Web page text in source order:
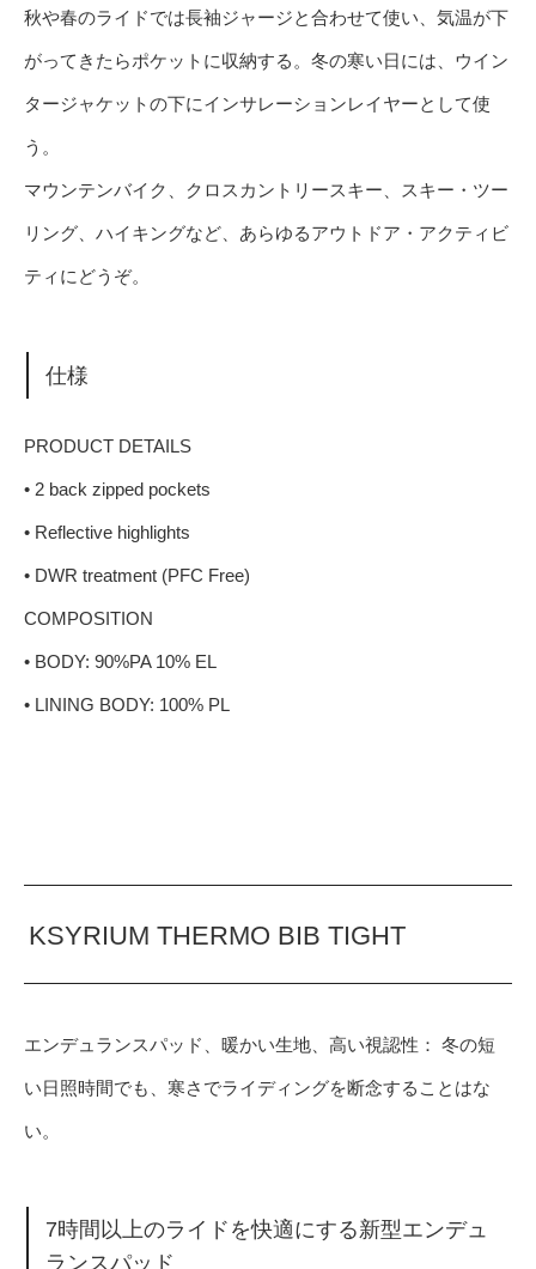
秋や春のライドでは長袖ジャージと合わせて使い、気温が下
がってきたらポケットに収納する。冬の寒い日には、ウイン
タージャケットの下にインサレーションレイヤーとして使
う。
マウンテンバイク、クロスカントリースキー、スキー・ツー
リング、ハイキングなど、あらゆるアウトドア・アクティビ
ティにどうぞ。
仕様
PRODUCT DETAILS
• 2 back zipped pockets
• Reflective highlights
• DWR treatment (PFC Free)
COMPOSITION
• BODY: 90%PA 10% EL
• LINING BODY: 100% PL
KSYRIUM THERMO BIB TIGHT
エンデュランスパッド、暖かい生地、高い視認性： 冬の短
い日照時間でも、寒さでライディングを断念することはな
い。
7時間以上のライドを快適にする新型エンデュ
ランスパッド